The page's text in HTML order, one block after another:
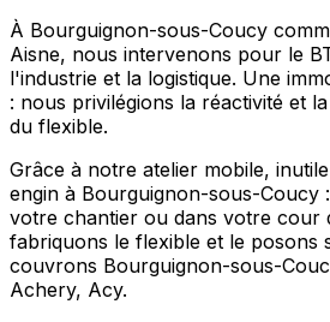
À Bourguignon-sous-Coucy
Aisne, nous intervenons pour le
l'industrie et la logistique. Une
: nous privilégions la réactivité et
du flexible.
Grâce à notre atelier mobile,
engin à Bourguignon-sous-Coucy
votre chantier ou dans votre cour
fabriquons le flexible et le posons
couvrons Bourguignon-sous-
Achery, Acy.